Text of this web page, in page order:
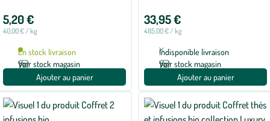
5,20 €
40,00 € / kg
En stock livraison
Voir stock magasin
Ajouter au panier
33,95 €
485,00 € / kg
Indisponible livraison
Voir stock magasin
Ajouter au panier